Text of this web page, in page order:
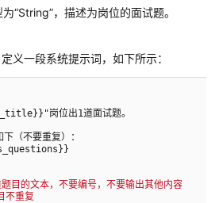
“String”，描述为岗位的面试题。
义一段系统提示词，如下所示：
岗位出1道面试题。
（不要重复）：
目的文本，不要编号，不要输出其他内容
不重复